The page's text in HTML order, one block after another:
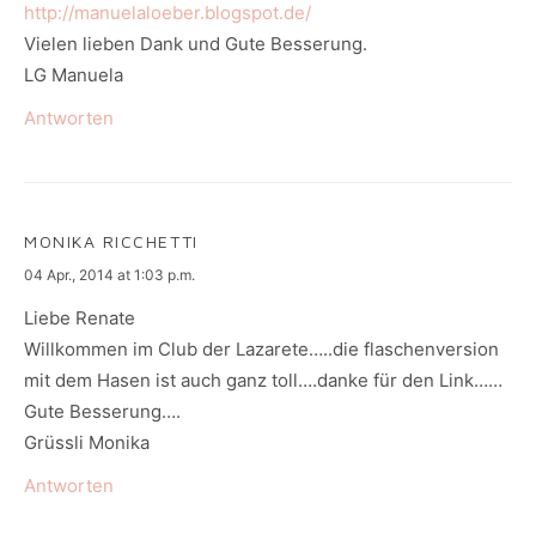
http://manuelaloeber.blogspot.de/
Vielen lieben Dank und Gute Besserung.
LG Manuela
Antworten
MONIKA RICCHETTI
says:
04 Apr., 2014 at 1:03 p.m.
Liebe Renate
Willkommen im Club der Lazarete…..die flaschenversion
mit dem Hasen ist auch ganz toll….danke für den Link……
Gute Besserung….
Grüssli Monika
Antworten